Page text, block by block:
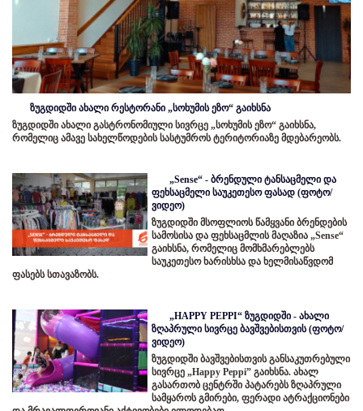
ზუგდიდში ახალი რესტორანი „სოხუმის ეზო“ გაიხსნა
ზუგდიდში ახალი გასტრონომიული სივრცე „სოხუმის ეზო“ გაიხსნა,
რომელიც ამავე სახელწოდების სასტუმროს ტერიტორიაზე მდებარეობს.
„Sense“ - ბრენდული ტანსაცმელი და
ფეხსაცმელი საუკეთესო ფასად (ფოტო/
ვიდეო)
ზუგდიდში მსოფლიოს წამყვანი ბრენდების
სამოსისა და ფეხსაცმლის მაღაზია „Sense“
გაიხსნა, რომელიც მომხმარებლებს
საუკეთესო ხარისხსა და ხელმისაწვდომ
ფასებს სთავაზობს.
„HAPPY PEPPI“ ზუგდიდში - ახალი
ზღაპრული სივრცე ბავშვებისთვის (ფოტო/
ვიდეო)
ზუგდიდში ბავშვებისთვის განსაკუთრებული
სივრცე „Happy Peppi” გაიხსნა. ახალ
გასართობ ცენტრში პატარებს ზღაპრული
სამყაროს გმირები, ფერადი ატრაქციონები